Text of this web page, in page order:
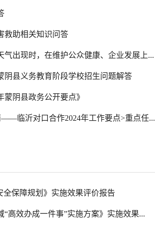
救助相关知识问答
气出现时，在维护公众健康、企业发展上...
阴县义务教育阶段学校招生问题解答
蒙阴县政务公开要点》
——临沂对口合作2024年工作要点>重点任...
全保障规划》实施效果评价报告
“高效办成一件事”实施方案》实施效果...